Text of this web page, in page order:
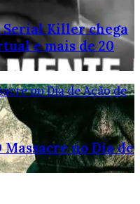
Serial Killer chega
e mais de 20
no Dia de Ação de
no Dia de